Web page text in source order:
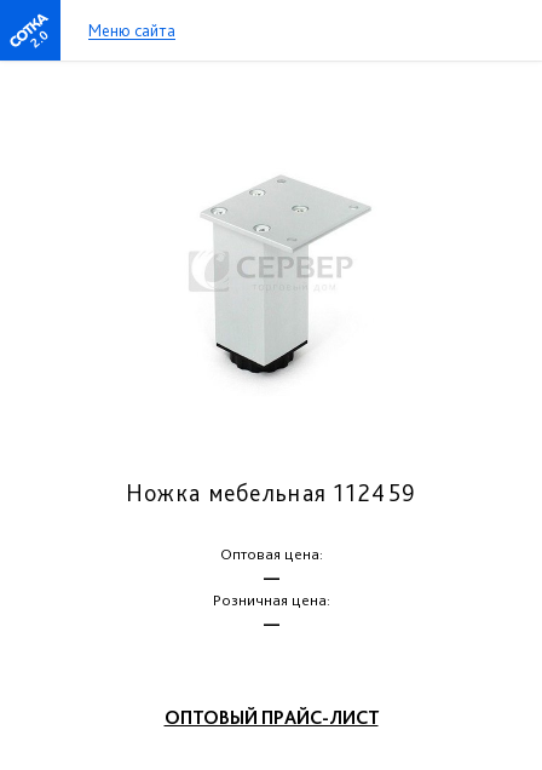
2.0 Меню сайта
Ножка мебельная 112459
Оптовая цена:
—
Розничная цена:
—
ОПТОВЫЙ ПРАЙС-ЛИСТ